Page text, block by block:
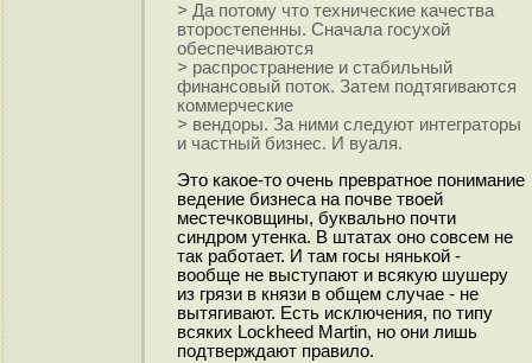
> Да потому что технические качества
второстепенны. Сначала госухой
обеспечиваются
> распространение и стабильный
финансовый поток. Затем подтягиваются
коммерческие
> вендоры. За ними следуют интеграторы
и частный бизнес. И вуаля.
Это какое-то очень превратное понимание
ведение бизнеса на почве твоей
местечковщины, буквально почти
синдром утенка. В штатах оно совсем не
так работает. И там госы нянькой -
вообще не выступают и всякую шушеру
из грязи в князи в общем случае - не
вытягивают. Есть исключения, по типу
всяких Lockheed Martin, но они лишь
подтверждают правило.